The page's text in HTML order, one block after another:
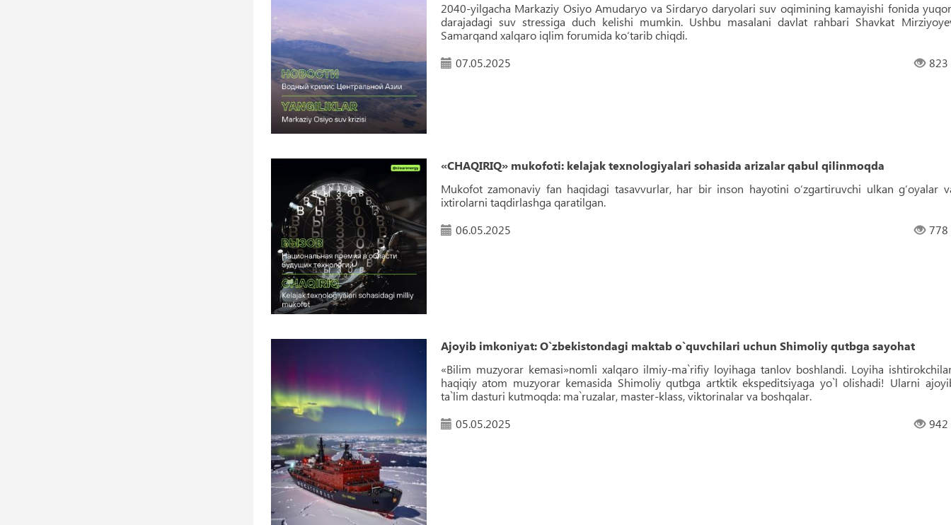
2040-yilgacha Markaziy Osiyo Amudaryo va Sirdaryo daryolari suv oqimining kamayishi fonida
darajadagi suv stressiga duch kelishi mumkin. Ushbu masalani davlat rahbari Shavkat
Samarqand xalqaro iqlim forumida ko‘tarib chiqdi.
07.05.2025
823
«CHAQIRIQ» mukofoti: kelajak texnologiyalari sohasida arizalar qabul qilinmoqda
Mukofot zamonaviy fan haqidagi tasavvurlar, har bir inson hayotini o‘zgartiruvchi ulkan g‘oyalar
ixtirolarni taqdirlashga qaratilgan.
06.05.2025
778
Ajoyib imkoniyat: O`zbekistondagi maktab o`quvchilari uchun Shimoliy qutbga sayohat
«Bilim muzyorar kemasi»nomli xalqaro ilmiy-ma`rifiy loyihaga tanlov boshlandi. Loyiha
haqiqiy atom muzyorar kemasida Shimoliy qutbga artktik ekspeditsiyaga yo`l olishadi! Ularni
ta`lim dasturi kutmoqda: ma`ruzalar, master-klass, viktorinalar va boshqalar.
05.05.2025
942